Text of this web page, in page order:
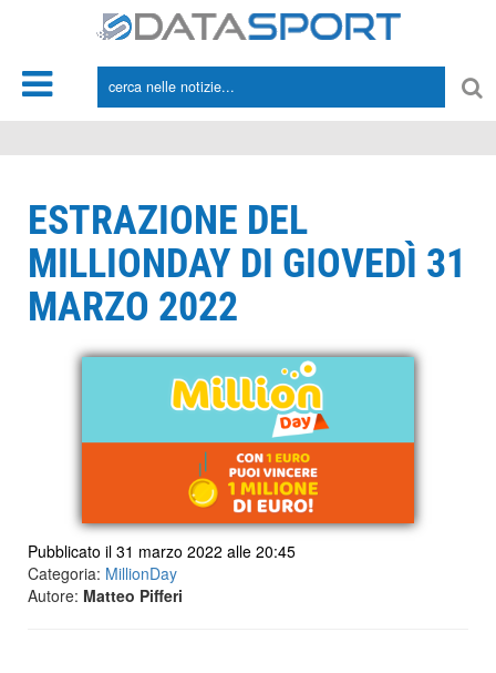
ESTRAZIONE DEL
MILLIONDAY DI GIOVEDÌ 31
MARZO 2022
Pubblicato il 31 marzo 2022 alle 20:45
Categoria: MillionDay
Autore: Matteo Pifferi